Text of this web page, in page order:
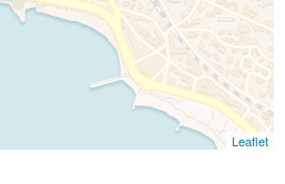
Leaflet